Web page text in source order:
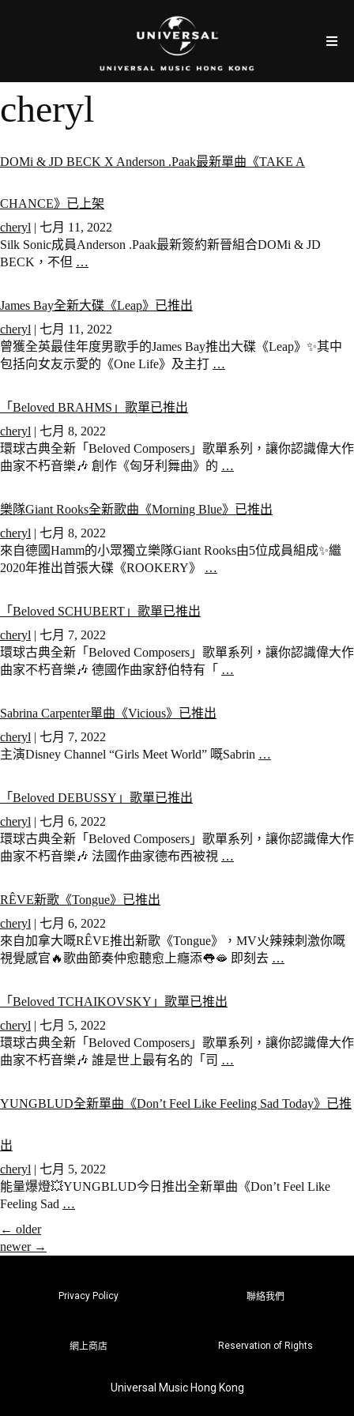
cheryl
DOMi & JD BECK X Anderson .Paak最新單曲《TAKE A
CHANCE》已上架
cheryl | 七月 11, 2022
Silk Sonic成員Anderson .Paak最新簽約新晉組合DOMi & JD
BECK，不但 …
James Bay全新大碟《Leap》已推出
cheryl | 七月 11, 2022
曾獲全英最佳年度男歌手的James Bay推出大碟《Leap》✨其中
包括向女友示愛的《One Life》及主打 …
「Beloved BRAHMS」歌單已推出
cheryl | 七月 8, 2022
環球古典全新「Beloved Composers」歌單系列，讓你認識偉大作
曲家不朽音樂🎶 創作《匈牙利舞曲》的 …
樂隊Giant Rooks全新歌曲《Morning Blue》已推出
cheryl | 七月 8, 2022
來自德國Hamm的小眾獨立樂隊Giant Rooks由5位成員組成✨繼
2020年推出首張大碟《ROOKERY》 …
「Beloved SCHUBERT」歌單已推出
cheryl | 七月 7, 2022
環球古典全新「Beloved Composers」歌單系列，讓你認識偉大作
曲家不朽音樂🎶 德國作曲家舒伯特有「 …
Sabrina Carpenter單曲《Vicious》已推出
cheryl | 七月 7, 2022
主演Disney Channel “Girls Meet World” 嘅Sabrin …
「Beloved DEBUSSY」歌單已推出
cheryl | 七月 6, 2022
環球古典全新「Beloved Composers」歌單系列，讓你認識偉大作
曲家不朽音樂🎶 法國作曲家德布西被視 …
RÊVE新歌《Tongue》已推出
cheryl | 七月 6, 2022
來自加拿大嘅RÊVE推出新歌《Tongue》，MV火辣辣刺激你嘅
視覺感官🔥歌曲節奏仲愈聽愈上癮添👅🫦 即刻去 …
「Beloved TCHAIKOVSKY」歌單已推出
cheryl | 七月 5, 2022
環球古典全新「Beloved Composers」歌單系列，讓你認識偉大作
曲家不朽音樂🎶 誰是世上最有名的「司 …
YUNGBLUD全新單曲《Don’t Feel Like Feeling Sad Today》已推
出
cheryl | 七月 5, 2022
能量爆燈💥YUNGBLUD今日推出全新單曲《Don’t Feel Like
Feeling Sad …
← older
newer →
Privacy Policy 聯絡我們
網上商店 Reservation of Rights
Universal Music Hong Kong